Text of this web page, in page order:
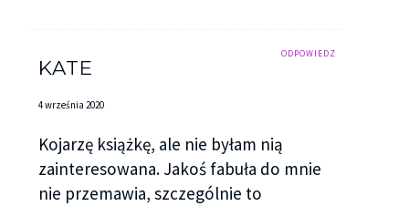
ODPOWIEDZ
KATE
4 września 2020
Kojarzę książkę, ale nie byłam nią
zainteresowana. Jakoś fabuła do mnie
nie przemawia, szczególnie to